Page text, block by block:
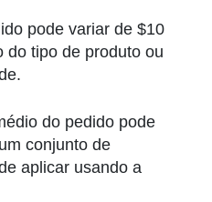
pode variar de $10
do tipo de produto ou
do pedido pode
conjunto de
aplicar usando a